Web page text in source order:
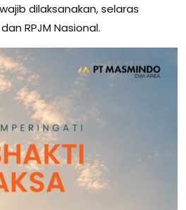
dilaksanakan, selaras
RPJM Nasional.